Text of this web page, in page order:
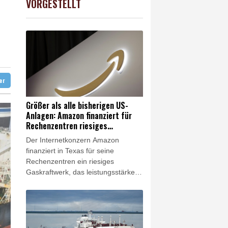
1.67%
VORGESTELLT
Größer als alle bisherigen US-
Anlagen: Amazon finanziert für
Rechenzentren riesiges
Gaskraftwerk
Der Internetkonzern Amazon
finanziert in Texas für seine
Rechenzentren ein riesiges
Gaskraftwerk, das leistungsstärker
USA werden soll. Das Unternehmen
bestätigte am Freitag
entsprechende Berichte. Es ist das
jüngste Beispiel dafür, wie die